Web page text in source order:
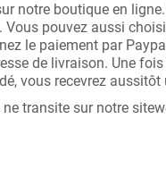
notre boutique en
pouvez aussi
le paiement par
de livraison. Une
vous recevrez
transite sur notre